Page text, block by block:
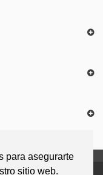
para asegurarte
sitio web.